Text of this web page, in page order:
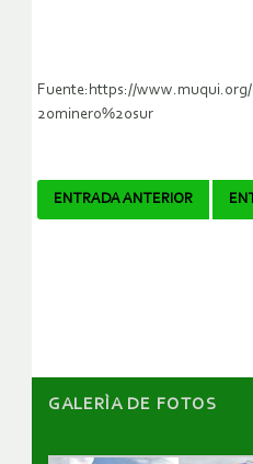
Fuente:https://
20minero%20sur
Navegador
ENTRADA ANTERIOR
GALERÌA DE FOTOS